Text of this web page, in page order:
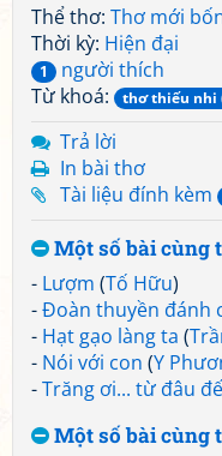
Thể thơ: Thơ mới
Thời kỳ: Hiện đại
1
người thích
Từ khoá:
thơ thiếu nhi
Trả lời
In bài thơ
Tài liệu đính kèm
Một số bài cùng
- Lượm (Tố Hữu)
-Đoàn thuyền đánh
- Hạt gạo làng ta (
- Nói với con (Y
-Trăng ơi... từ đâu
Một số bài cùng